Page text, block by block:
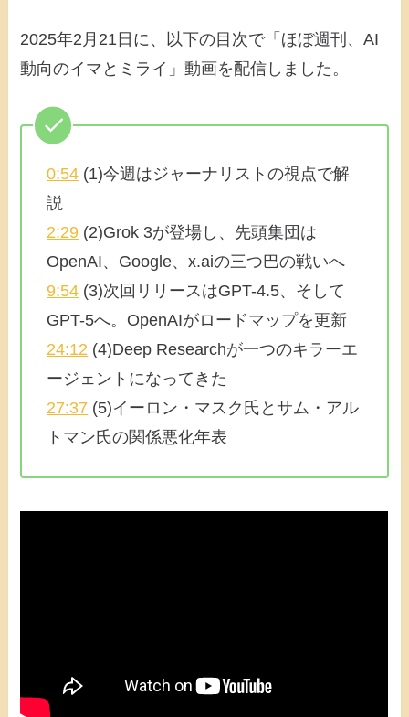
2025年2月21日に、以下の目次で「ほぼ週刊、AI
動向のイマとミライ」動画を配信しました。
0:54 (1)今週はジャーナリストの視点で解
説
2:29 (2)Grok 3が登場し、先頭集団は
OpenAI、Google、x.aiの三つ巴の戦いへ
9:54 (3)次回リリースはGPT-4.5、そして
GPT-5へ。OpenAIがロードマップを更新
24:12 (4)Deep Researchが一つのキラーエ
ージェントになってきた
27:37 (5)イーロン・マスク氏とサム・アル
トマン氏の関係悪化年表